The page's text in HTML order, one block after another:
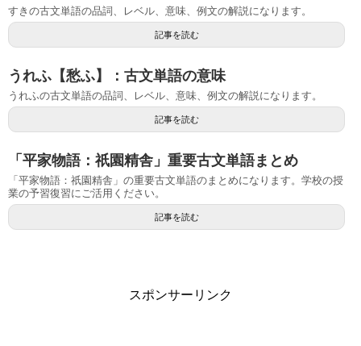
すきの古文単語の品詞、レベル、意味、例文の解説になります。
記事を読む
うれふ【愁ふ】：古文単語の意味
うれふの古文単語の品詞、レベル、意味、例文の解説になります。
記事を読む
「平家物語：祇園精舎」重要古文単語まとめ
「平家物語：祇園精舎」の重要古文単語のまとめになります。学校の授
業の予習復習にご活用ください。
記事を読む
スポンサーリンク